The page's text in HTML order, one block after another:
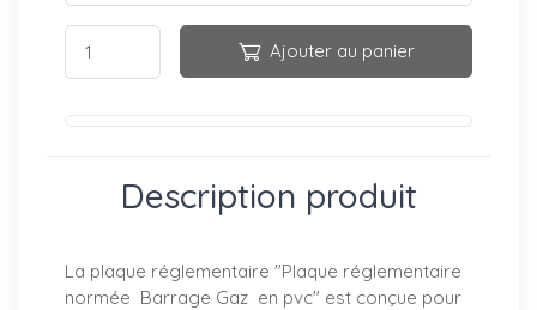
Ajouter au panier
Description produit
La plaque réglementaire "Plaque réglementaire
normée Barrage Gaz en pvc" est conçue pour